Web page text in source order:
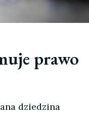
prawo
dziedzina